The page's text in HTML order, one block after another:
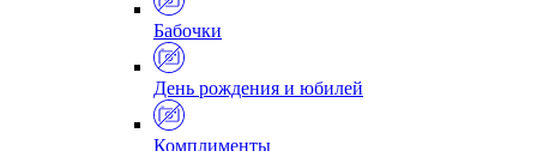
Бабочки
День рождения и юбилей
Комплименты